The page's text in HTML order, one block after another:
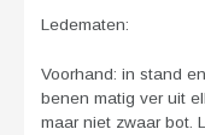
Ledematen:
Voorhand: in stand
benen matig ver uit
maar niet zwaar bot.